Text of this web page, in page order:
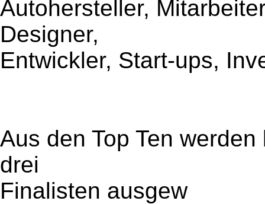
Autohersteller,
Designer,
Entwickler, Start-ups,
Aus den Top Ten
drei
Finalisten ausgew